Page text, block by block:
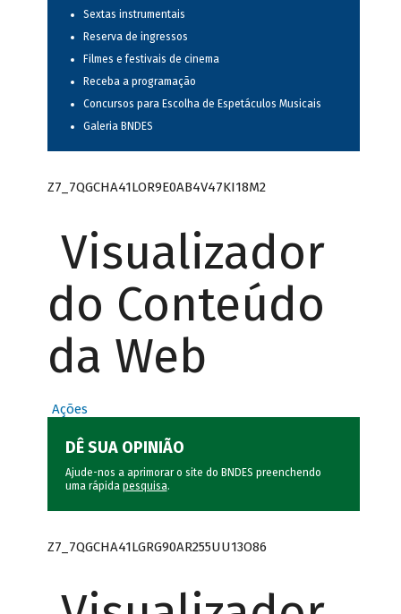
Sextas instrumentais
Reserva de ingressos
Filmes e festivais de cinema
Receba a programação
Concursos para Escolha de Espetáculos Musicais
Galeria BNDES
Z7_7QGCHA41LOR9E0AB4V47KI18M2
Visualizador
do Conteúdo
da Web
Ações
DÊ SUA OPINIÃO
Ajude-nos a aprimorar o site do BNDES preenchendo
uma rápida pesquisa.
Z7_7QGCHA41LGRG90AR255UU13O86